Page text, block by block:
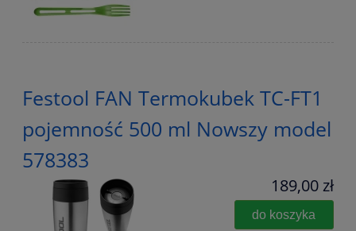
Festool FAN Termokubek TC-FT1
pojemność 500 ml Nowszy model
578383
189,00 zł
do koszyka